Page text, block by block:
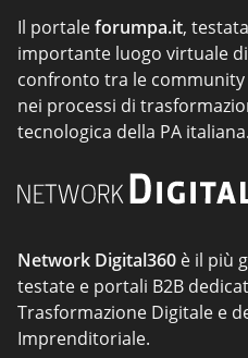
Il portaleforumpa.it,
importante luogo virtuale
confronto tra le
nei processi di
tecnologica della PA italiana.
Network Digital360 è il più
testate e portali B2B
Trasformazione Digitale e
Imprenditoriale.